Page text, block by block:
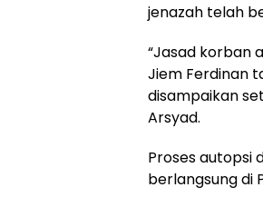
jenazah telah
“Jasad korban
Jiem Ferdinan
disampaikan
Arsyad.
Proses autopsi
berlangsung di